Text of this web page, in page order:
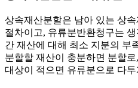
상속재산분할은 남아 있는 상
절차이고, 유류분반환청구는
간 재산에 대해 최소 지분의 부
분할할 재산이 충분하면 분할
대상이 적으면 유류분으로 다